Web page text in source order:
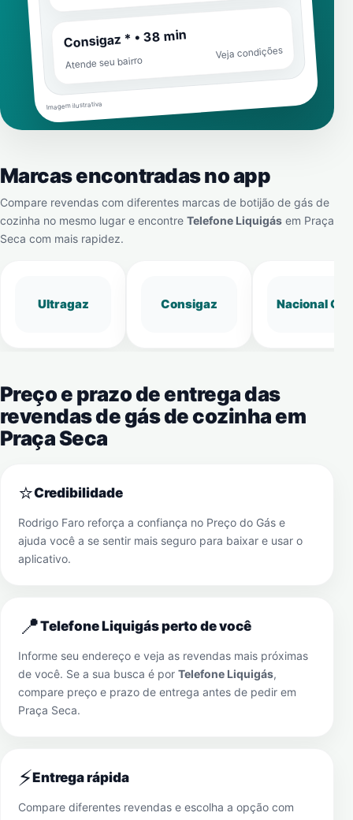
Consigaz * • 38 min
Atende seu bairro
Veja condições
Imagem ilustrativa
Marcas encontradas no app
Compare revendas com diferentes marcas de botijão de gás de
cozinha no mesmo lugar e encontre Telefone Liquigás em Praça
Seca com mais rapidez.
Ultragaz Consigaz Nacional Gás
Preço e prazo de entrega das
revendas de gás de cozinha em
Praça Seca
⭐Credibilidade
Rodrigo Faro reforça a confiança no Preço do Gás e
ajuda você a se sentir mais seguro para baixar e usar o
aplicativo.
📍Telefone Liquigás perto de você
Informe seu endereço e veja as revendas mais próximas
de você. Se a sua busca é por Telefone Liquigás,
compare preço e prazo de entrega antes de pedir em
Praça Seca.
⚡Entrega rápida
Compare diferentes revendas e escolha a opção com